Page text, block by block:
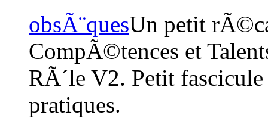
obsÃ¨quesUn petit
CompÃ©tences et
RÃ´le V2. Petit
pratiques.